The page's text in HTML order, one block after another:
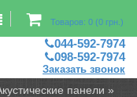
помещений
Товаров: 0 (0 грн.)
044-592-7974
098-592-7974
Заказать звонок
панели »